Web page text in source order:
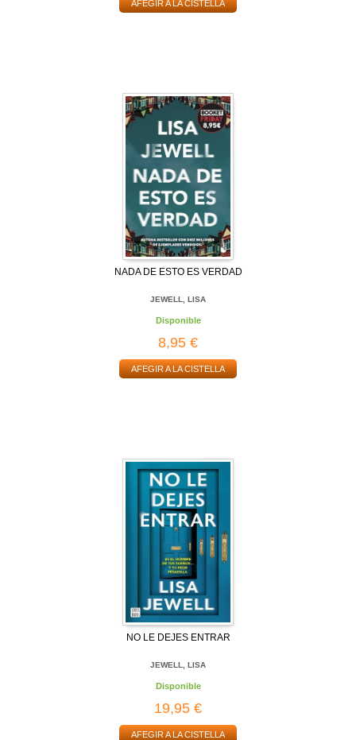
AFEGIR A LA CISTELLA
NADA DE ESTO ES VERDAD
JEWELL, LISA
Disponible
8,95 €
AFEGIR A LA CISTELLA
NO LE DEJES ENTRAR
JEWELL, LISA
Disponible
19,95 €
AFEGIR A LA CISTELLA